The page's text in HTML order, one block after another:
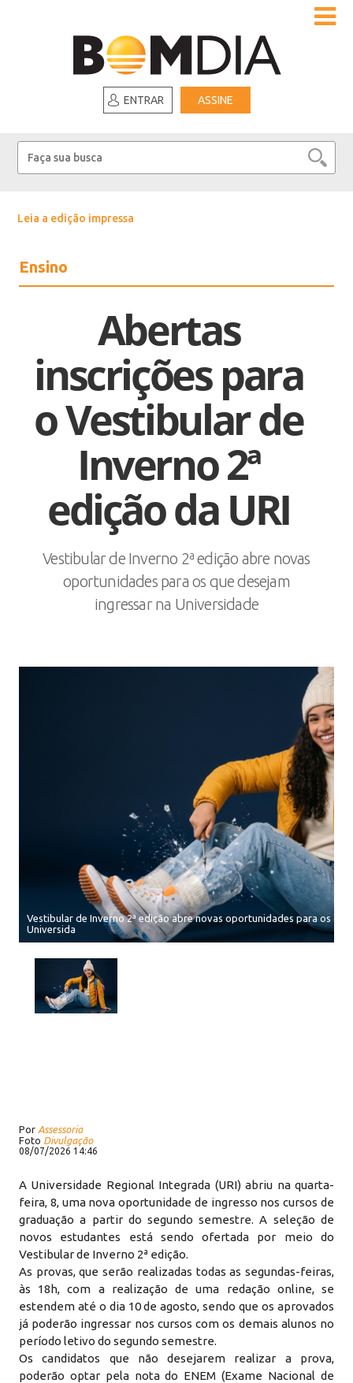
ENTRAR ASSINE
Leia a edição impressa
Ensino
Abertas
inscrições para
o Vestibular de
Inverno 2ª
edição da URI
Vestibular de Inverno 2ª edição abre novas
oportunidades para os que desejam
ingressar na Universidade
Vestibular de Inverno 2ª edição abre novas oportunidades para os
Universida
Por Assessoria
Foto Divulgação
08/07/2026 14:46
A Universidade Regional Integrada (URI) abriu na quarta-
feira, 8, uma nova oportunidade de ingresso nos cursos de
graduação a partir do segundo semestre. A seleção de
novos estudantes está sendo ofertada por meio do
Vestibular de Inverno 2ª edição.
As provas, que serão realizadas todas as segundas-feiras,
às 18h, com a realização de uma redação online, se
estendem até o dia 10 de agosto, sendo que os aprovados
já poderão ingressar nos cursos com os demais alunos no
período letivo do segundo semestre.
Os candidatos que não desejarem realizar a prova,
poderão optar pela nota do ENEM (Exame Nacional de